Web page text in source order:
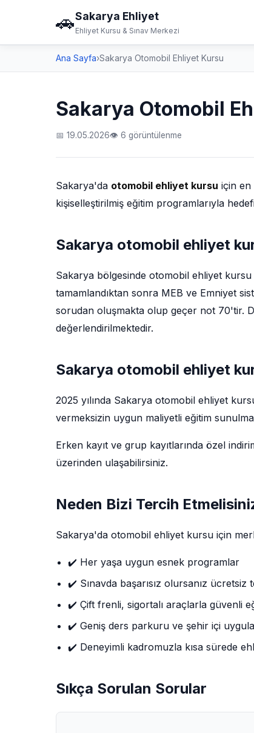
🚗Sakarya Ehliyet
Ehliyet Kursu & Sınav Merkezi
Ana Sayfa›Sakarya Otomobil Ehliyet Kursu
Sakarya Otomobil
📅 19.05.2026👁 6 görüntülenme
Sakarya'da otomobil ehliyet kursu için
kişiselleştirilmiş eğitim programlarıyla
Sakarya otomobil ehliyet
Sakarya bölgesinde otomobil ehliyet
tamamlandıktan sonra MEB ve Emniyet
sorudan oluşmakta olup geçer not 70'tir.
değerlendirilmektedir.
Sakarya otomobil ehliyet
2025 yılında Sakarya otomobil ehliyet
vermeksizin uygun maliyetli eğitim
Erken kayıt ve grup kayıtlarında özel
üzerinden ulaşabilirsiniz.
Neden Bizi Tercih
Sakarya'da otomobil ehliyet kursu için
✔️ Her yaşa uygun esnek programlar
✔️ Sınavda başarısız olursanız ücretsiz
✔️ Çift frenli, sigortalı araçlarla güvenli
✔️ Geniş ders parkuru ve şehir içi
✔️ Deneyimli kadromuzla kısa sürede
Sıkça Sorulan Sorular